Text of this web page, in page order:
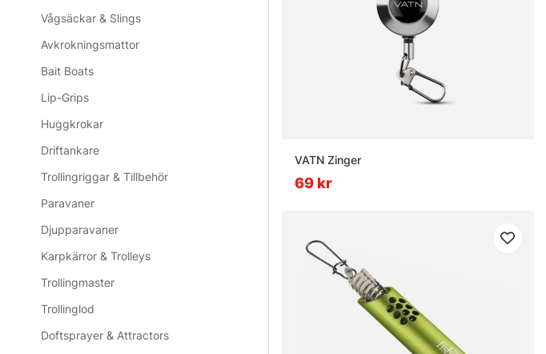
Vågsäckar & Slings
Avkrokningsmattor
Bait Boats
Lip-Grips
Huggkrokar
Driftankare
Trollingriggar & Tillbehör
Paravaner
Djupparavaner
Karpkärror & Trolleys
Trollingmaster
Trollinglod
Doftsprayer & Attractors
Vad är fördelen med utdragbar lina?
Vad bör man tänka på vid val av pin-on-reel?
VATN Zinger
69 kr